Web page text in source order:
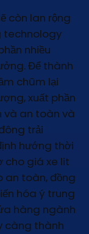
còn lan rộng
technology
nhiều
Để thành
chũm lại
xuất phần
và an toàn và
trải
hướng thời
cho giá xe lit
an toàn, đồng
hóa ý trung
hàng ngành
càng thành